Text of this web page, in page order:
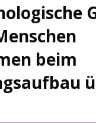
beim